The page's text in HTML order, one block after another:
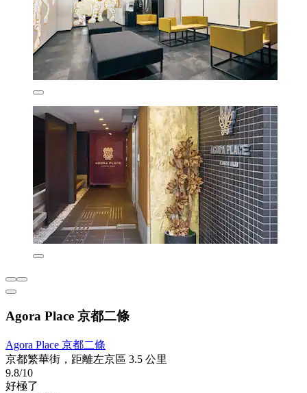
Agora Place 京都二條
Agora Place 京都二條
京都繁華街，距離左京區 3.5 公里
9.8/10
好極了